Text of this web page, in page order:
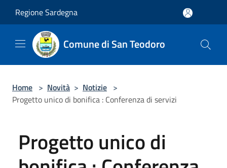
Regione Sardegna
Comune di San Teodoro
Home > Novità > Notizie >
Progetto unico di bonifica : Conferenza di servizi
Progetto unico di